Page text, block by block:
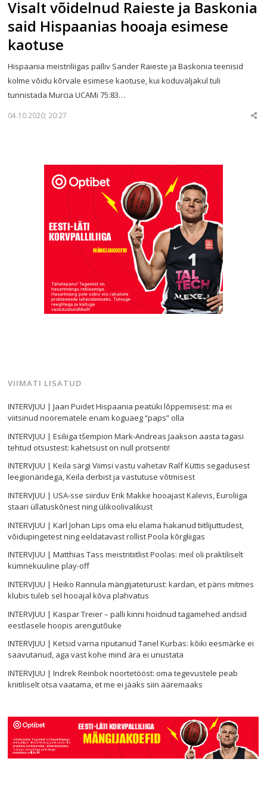
Visalt võidelnud Raieste ja Baskonia
said Hispaanias hooaja esimese
kaotuse
Hispaania meistriliigas palliv Sander Raieste ja Baskonia teenisid
kolme võidu kõrvale esimese kaotuse, kui koduväljakul tuli
tunnistada Murcia UCAMi 75:83…
04.10.2020; 20:27
VIIMATI LISATUD
INTERVJUU | Jaan Puidet Hispaania peatüki lõppemisest: ma ei
viitsinud noorematele enam koguaeg “paps” olla
INTERVJUU | Esiliiga tšempion Mark-Andreas Jaakson aasta tagasi
tehtud otsustest: kahetsust on null protsenti!
INTERVJUU | Keila särgi Viimsi vastu vahetav Ralf Küttis segadusest
leegionäridega, Keila derbist ja vastutuse võtmisest
INTERVJUU | USA-sse siirduv Erik Makke hooajast Kalevis, Euroliiga
staari üllatuskõnest ning ülikoolivalikust
INTERVJUU | Karl Johan Lips oma elu elama hakanud tiitlijuttudest,
võidupingetest ning eeldatavast rollist Poola kõrgliigas
INTERVJUU | Matthias Tass meistritiitlist Poolas: meil oli praktiliselt
kümnekuuline play-off
INTERVJUU | Heiko Rannula mängijateturust: kardan, et päris mitmes
klubis tuleb sel hooajal kõva plahvatus
INTERVJUU | Kaspar Treier – palli kinni hoidnud tagamehed andsid
eestlasele hoopis arengutõuke
INTERVJUU | Ketsid varna riputanud Tanel Kurbas: kõiki eesmärke ei
saavutanud, aga vast kohe mind ära ei unustata
INTERVJUU | Indrek Reinbok noortetööst: oma tegevustele peab
kriitiliselt otsa vaatama, et me ei jääks siin ääremaaks